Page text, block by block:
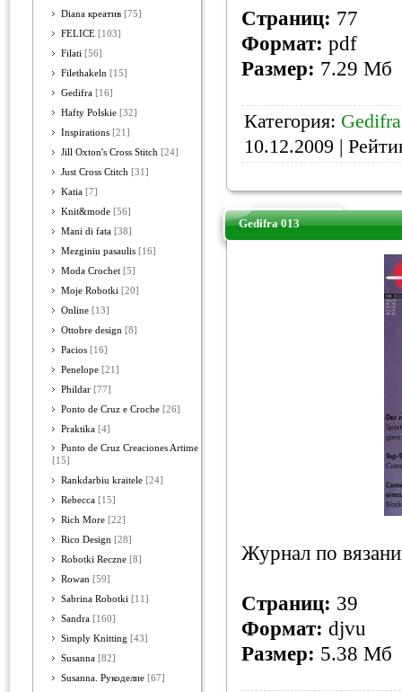
Diana креатив [75]
FELICE [103]
Filati [56]
Filethakeln [15]
Gedifra [16]
Hafty Polskie [32]
Inspirations [21]
Jill Oxton's Cross Stitch [24]
Just Cross Ctitch [31]
Katia [7]
Knit&mode [56]
Mani di fata [38]
Mezginiu pasaulis [16]
Moda Crochet [5]
Moje Robotki [20]
Online [13]
Ottobre design [8]
Pacios [16]
Penelope [21]
Phildar [77]
Ponto de Cruz e Croche [26]
Praktika [4]
Punto de Cruz Creaciones Artime
[15]
Rankdarbiu kraitele [24]
Rebecca [15]
Rich More [22]
Rico Design [28]
Robotki Reczne [8]
Rowan [59]
Sabrina Robotki [11]
Sandra [160]
Simply Knitting [43]
Susanna [82]
Susanna. Рукоделие [67]
Страниц: 77
Формат: pdf
Размер: 7.29 Mб
Категория: Gedifra
10.12.2009 |
Gedifra 013
Журнал по
Страниц: 39
Формат: djvu
Размер: 5.38 Mб